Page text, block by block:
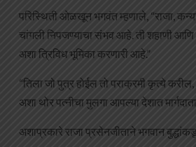
परिस्थिती ओळखून भगवंत म्हणाले, “राजा,
चांगली निपजण्याचा संभव आहे. ती शहाणी आणि
अशा त्रिविध भूमिका करणारी आहे.”
“तिला जो पुत्र होईल तो पराक्रमी कृत्ये
अशा थोर पत्नीचा मुलगा आपल्या देशात
अशाप्रकारे राजा प्रसेनजीताने भगवान